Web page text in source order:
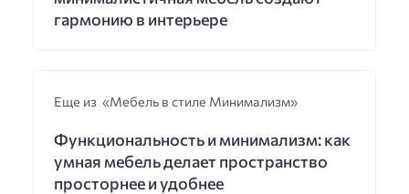
гармонию в интерьере
Еще из «Мебель в стиле Минимализм»
Функциональность и минимализм: как
умная мебель делает пространство
просторнее и удобнее